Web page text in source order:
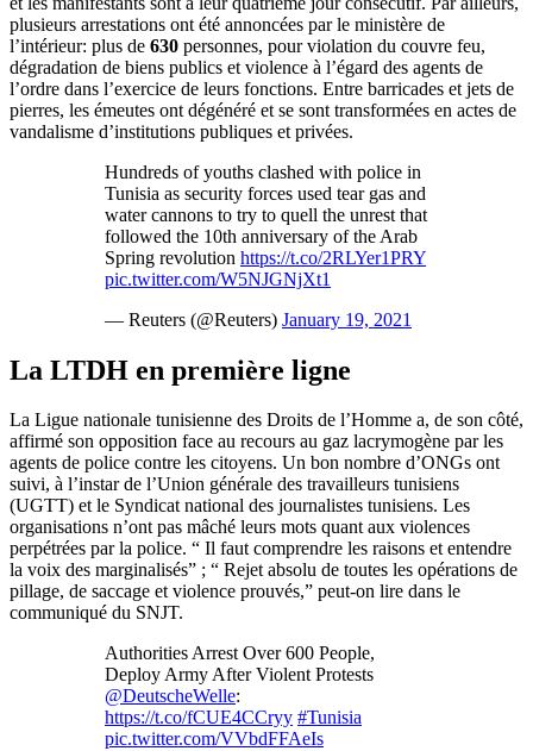
plusieurs arrestations ont été annoncées par le ministère de
l’intérieur: plus de 630 personnes, pour violation du couvre feu,
dégradation de biens publics et violence à l’égard des agents de
l’ordre dans l’exercice de leurs fonctions. Entre barricades et jets de
pierres, les émeutes ont dégénéré et se sont transformées en actes de
vandalisme d’institutions publiques et privées.
Hundreds of youths clashed with police in
Tunisia as security forces used tear gas and
water cannons to try to quell the unrest that
followed the 10th anniversary of the Arab
Spring revolution https://t.co/2RLYer1PRY
pic.twitter.com/W5NJGNjXt1
— Reuters (@Reuters) January 19, 2021
La LTDH en première ligne
La Ligue nationale tunisienne des Droits de l’Homme a, de son côté,
affirmé son opposition face au recours au gaz lacrymogène par les
agents de police contre les citoyens. Un bon nombre d’ONGs ont
suivi, à l’instar de l’Union générale des travailleurs tunisiens
(UGTT) et le Syndicat national des journalistes tunisiens. Les
organisations n’ont pas mâché leurs mots quant aux violences
perpétrées par la police. “ Il faut comprendre les raisons et entendre
la voix des marginalisés” ; “ Rejet absolu de toutes les opérations de
pillage, de saccage et violence prouvés,” peut-on lire dans le
communiqué du SNJT.
Authorities Arrest Over 600 People,
Deploy Army After Violent Protests
@DeutscheWelle:
https://t.co/fCUE4CCryy #Tunisia
pic.twitter.com/VVbdFFAeIs